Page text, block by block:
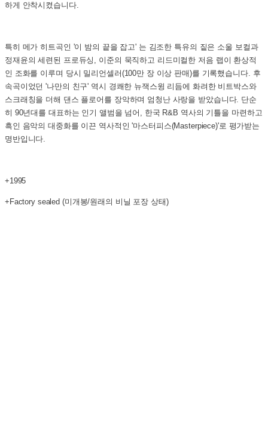
하게 안착시켰습니다.
특히 메가 히트곡인 '이 밤의 끝을 잡고' 는 김조한 특유의 짙은 소울 보컬과
정재윤의 세련된 프로듀싱, 이준의 묵직하고 리드미컬한 저음 랩이 환상적
인 조화를 이루며 당시 밀리언셀러(100만 장 이상 판매)를 기록했습니다. 후
속곡이었던 '나만의 친구' 역시 경쾌한 뉴잭스윙 리듬에 화려한 비트박스와
스크래칭을 더해 댄스 플로어를 장악하며 엄청난 사랑을 받았습니다. 단순
히 90년대를 대표하는 인기 앨범을 넘어, 한국 R&B 역사의 기틀을 마련하고
흑인 음악의 대중화를 이끈 역사적인 '마스터피스(Masterpiece)'로 평가받는
명반입니다.
+1995
+Factory sealed (미개봉/원래의 비닐 포장 상태)